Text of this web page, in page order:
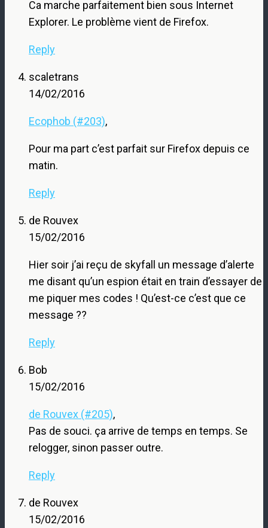
Ca marche parfaitement bien sous Internet
Explorer. Le problème vient de Firefox.
Reply
scaletrans
14/02/2016
Ecophob (#203),
Pour ma part c’est parfait sur Firefox depuis ce
matin.
Reply
de Rouvex
15/02/2016
Hier soir j’ai reçu de skyfall un message d’alerte
me disant qu’un espion était en train d’essayer de
me piquer mes codes ! Qu’est-ce c’est que ce
message ??
Reply
Bob
15/02/2016
de Rouvex (#205),
Pas de souci. ça arrive de temps en temps. Se
relogger, sinon passer outre.
Reply
de Rouvex
15/02/2016